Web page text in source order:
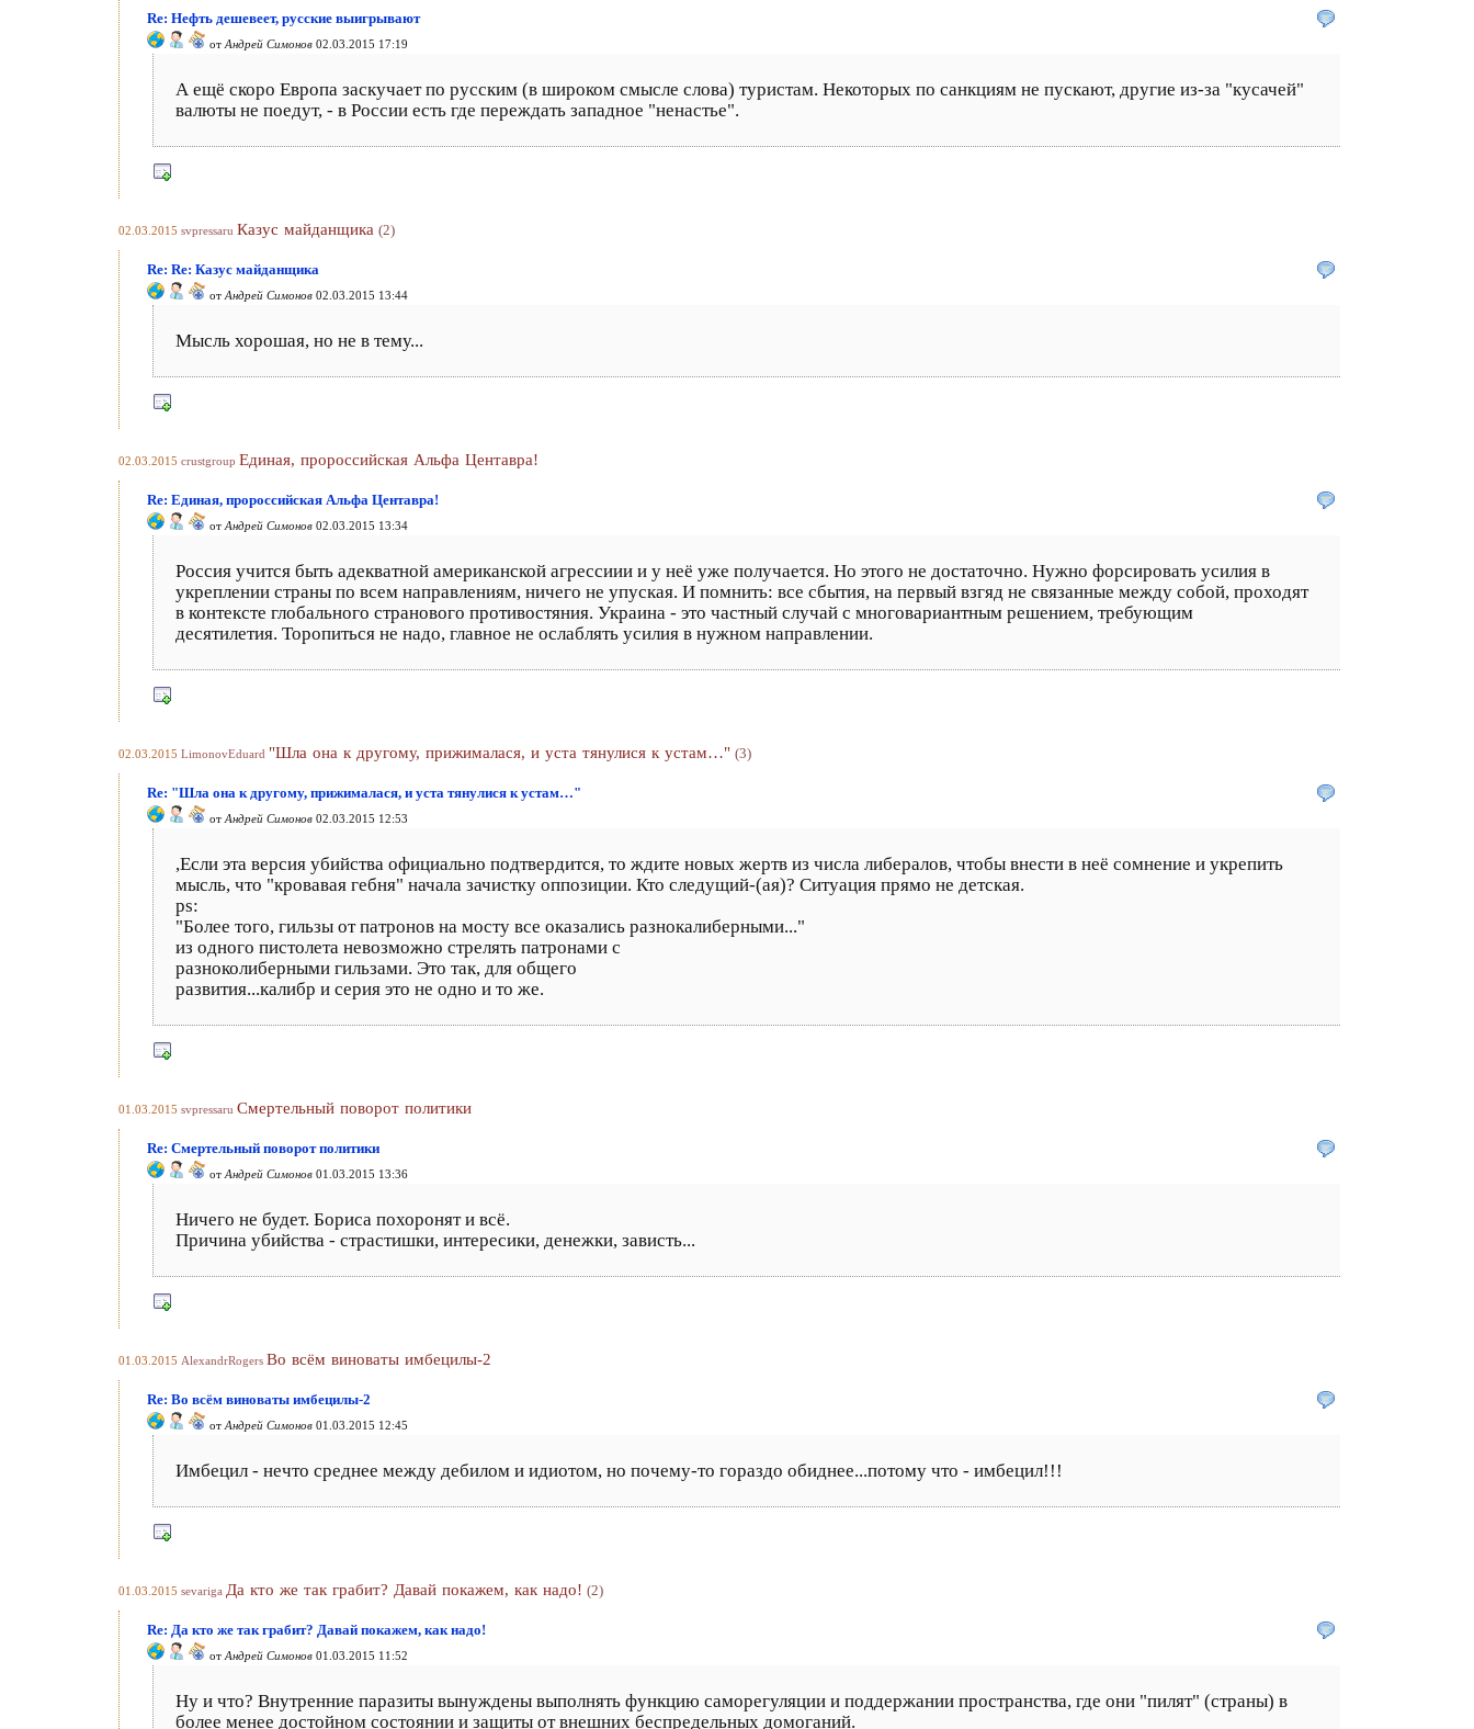
Re: Нефть дешевеет, русские выигрывают
от Андрей Симонов 02.03.2015 17:19
А ещё скоро Европа заскучает по русским (в широком смысле слова) туристам. Некоторых по санкциям не пускают, другие из-за "кусачей"
валюты не поедут, - в России есть где переждать западное "ненастье".
02.03.2015 svpressaru Казус майданщика (2)
Re: Re: Казус майданщика
от Андрей Симонов 02.03.2015 13:44
Мысль хорошая, но не в тему...
02.03.2015 crustgroup Единая, пророссийская Альфа Центавра!
Re: Единая, пророссийская Альфа Центавра!
от Андрей Симонов 02.03.2015 13:34
Россия учится быть адекватной американской агрессиии и у неё уже получается. Но этого не достаточно. Нужно форсировать усилия в
укреплении страны по всем направлениям, ничего не упуская. И помнить: все сбытия, на первый взгяд не связанные между собой, проходят
в контексте глобального странового противостяния. Украина - это частный случай с многовариантным решением, требующим
десятилетия. Торопиться не надо, главное не ослаблять усилия в нужном направлении.
02.03.2015 LimonovEduard "Шла она к другому, прижималася, и уста тянулися к устам…" (3)
Re: "Шла она к другому, прижималася, и уста тянулися к устам…"
от Андрей Симонов 02.03.2015 12:53
,Если эта версия убийства официально подтвердится, то ждите новых жертв из числа либералов, чтобы внести в неё сомнение и укрепить
мысль, что "кровавая гебня" начала зачистку оппозиции. Кто следущий-(ая)? Ситуация прямо не детская.
ps:
"Более того, гильзы от патронов на мосту все оказались разнокалиберными..."
из одного пистолета невозможно стрелять патронами с
разноколиберными гильзами. Это так, для общего
развития...калибр и серия это не одно и то же.
01.03.2015 svpressaru Смертельный поворот политики
Re: Смертельный поворот политики
от Андрей Симонов 01.03.2015 13:36
Ничего не будет. Бориса похоронят и всё.
Причина убийства - страстишки, интересики, денежки, зависть...
01.03.2015 AlexandrRogers Во всём виноваты имбецилы-2
Re: Во всём виноваты имбецилы-2
от Андрей Симонов 01.03.2015 12:45
Имбецил - нечто среднее между дебилом и идиотом, но почему-то гораздо обиднее...потому что - имбецил!!!
01.03.2015 sevariga Да кто же так грабит? Давай покажем, как надо! (2)
Re: Да кто же так грабит? Давай покажем, как надо!
от Андрей Симонов 01.03.2015 11:52
Ну и что? Внутренние паразиты вынуждены выполнять функцию саморегуляции и поддержании пространства, где они "пилят" (страны) в
более менее достойном состоянии и защиты от внешних беспредельных домоганий.